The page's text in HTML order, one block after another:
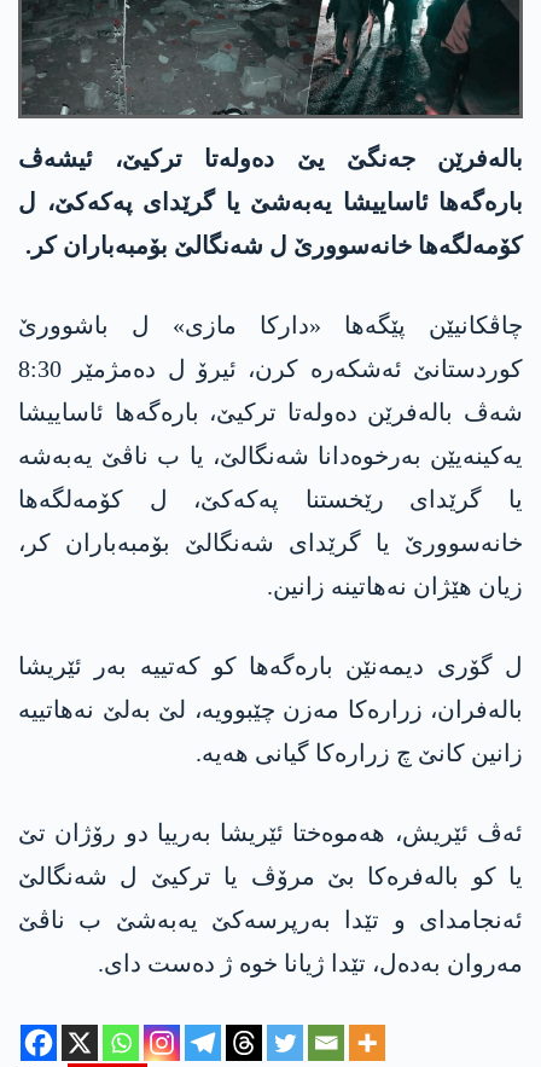
باله‌فرێن جه‌نگێ یێ ده‌وله‌تا تركیێ، ئیشه‌ڤ
باره‌گه‌ها ئاساییشا یه‌به‌شێ‌ یا گرێدای په‌كه‌كێ، ل
كۆمه‌لگه‌ها خانه‌سوورێ ل شه‌نگالێ بۆمبه‌باران كر.
چاڤكانیێن پێگه‌ها «داركا مازی» ل باشوورێ
كوردستانێ ئه‌شكه‌ره‌ كرن، ئیرۆ ل ده‌مژمێر 8:30
شه‌ڤ باله‌فرێن ده‌وله‌تا تركیێ، باره‌گه‌ها ئاساییشا
یه‌كینه‌یێن به‌رخوه‌دانا شه‌نگالێ، یا ب ناڤێ یه‌به‌شه‌
یا گرێدای رێخستنا په‌كه‌كێ، ل كۆمه‌لگه‌ها
خانه‌سوورێ یا گرێدای شه‌نگالێ بۆمبه‌باران كر،
زیان هێژان نه‌هاتینه‌ زانین.
ل گۆری دیمه‌نێن باره‌گه‌ها كو كه‌تییه‌ به‌ر ئێریشا
باله‌فران، زراره‌كا‌ مه‌زن چێبوویه‌، لێ به‌لێ نه‌هاتییه‌
زانین كانێ چ زراره‌كا‌ گیانی هه‌یه‌.
ئه‌ڤ ئێریش، هه‌موه‌ختا ئێریشا به‌رییا دو رۆژان تێ
یا كو باله‌فره‌كا بێ مرۆڤ یا تركیێ ل شه‌نگالێ
ئه‌نجامدای و تێدا به‌رپرسه‌كێ یه‌به‌شێ ب ناڤێ
مه‌روان به‌ده‌ل، تێدا‌ ژیانا خوه‌ ژ ده‌ست دای.